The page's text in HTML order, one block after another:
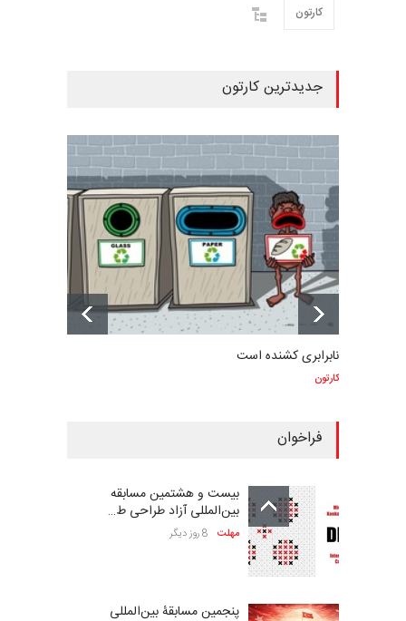
کارتون
جدیدترین کارتون
نابرابری کشنده است
کارتون
فراخوان
بیست و هشتمین مسابقه
بین‌المللی آزاد طراحی ط…
مهلت 8 روز دیگر
پنجمین مسابقۀ بین‌المللی